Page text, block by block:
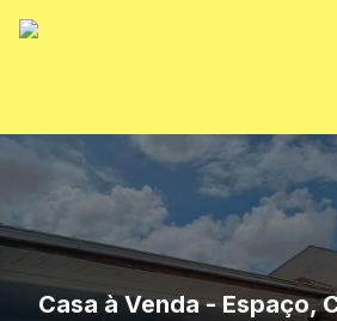
Casa à Venda - Espaço,